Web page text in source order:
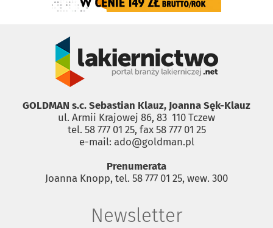
GOLDMAN s.c. Sebastian Klauz, Joanna Sęk-Klauz
ul. Armii Krajowej 86, 83 ­ 110 Tczew
tel. 58 777 01 25, fax 58 777 01 25
e-mail: ado@goldman.pl
Prenumerata
Joanna Knopp, tel. 58 777 01 25, wew. 300
Newsletter